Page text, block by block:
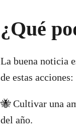
¿Qué
La buena noticia
de estas acciones:
🐝 Cultivar una
del año.